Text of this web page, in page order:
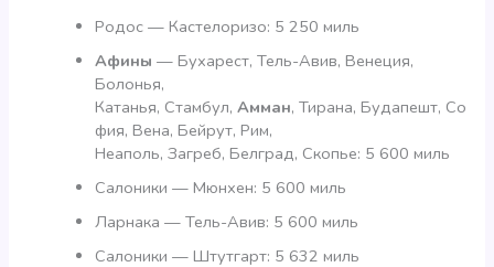
Родос — Кастелоризо: 5 250 миль
Афины — Бухарест, Тель-Авив, Венеция,
Болонья,
Катанья, Стамбул,Амман, Тирана, Будапешт, Со
фия, Вена, Бейрут, Рим,
Неаполь, Загреб, Белград, Скопье: 5 600 миль
Салоники — Мюнхен: 5 600 миль
Ларнака — Тель-Авив: 5 600 миль
Салоники — Штутгарт: 5 632 миль